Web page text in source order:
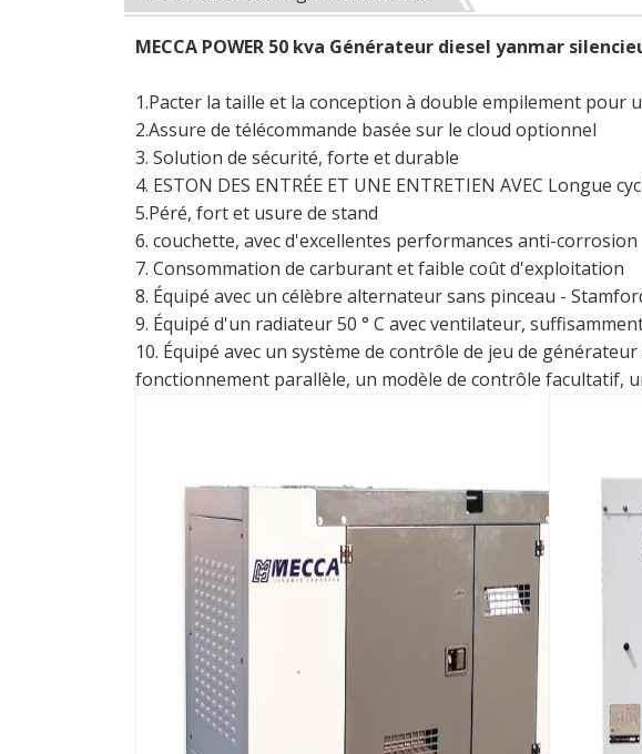
MECCA POWER 50 kva Générateur diesel yanmar
1.Pacter la taille et la conception à double empilement
2.Assure de télécommande basée sur le cloud optionnel
3. Solution de sécurité, forte et durable
4. ESTON DES ENTRÉE ET UNE ENTRETIEN AVEC Longue
5.Péré, fort et usure de stand
6. couchette, avec d'excellentes performances anti-corrosion
7. Consommation de carburant et faible coût d'exploitation
8. Équipé avec un célèbre alternateur sans pinceau -
9. Équipé d'un radiateur 50 ° C avec ventilateur,
10. Équipé avec un système de contrôle de jeu de
fonctionnement parallèle, un modèle de contrôle facultatif,